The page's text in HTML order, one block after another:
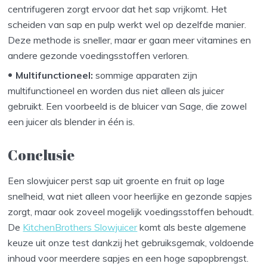
centrifugeren zorgt ervoor dat het sap vrijkomt. Het
scheiden van sap en pulp werkt wel op dezelfde manier.
Deze methode is sneller, maar er gaan meer vitamines en
andere gezonde voedingsstoffen verloren.
Multifunctioneel:sommige apparaten zijn
multifunctioneel en worden dus niet alleen als juicer
gebruikt. Een voorbeeld is de bluicer van Sage, die zowel
een juicer als blender in één is.
Conclusie
Een slowjuicer perst sap uit groente en fruit op lage
snelheid, wat niet alleen voor heerlijke en gezonde sapjes
zorgt, maar ook zoveel mogelijk voedingsstoffen behoudt.
De KitchenBrothers Slowjuicerkomt als beste algemene
keuze uit onze test dankzij het gebruiksgemak, voldoende
inhoud voor meerdere sapjes en een hoge sapopbrengst.